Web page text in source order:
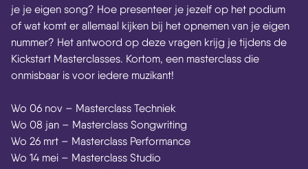
je je eigen song? Hoe presenteer je jezelf op het podium
of wat komt er allemaal kijken bij het opnemen van je eigen
nummer? Het antwoord op deze vragen krijg je tijdens de
Kickstart Masterclasses. Kortom, een masterclass die
onmisbaar is voor iedere muzikant!
Wo 06 nov – Masterclass Techniek
Wo 08 jan – Masterclass Songwriting
Wo 26 mrt – Masterclass Performance
Wo 14 mei – Masterclass Studio